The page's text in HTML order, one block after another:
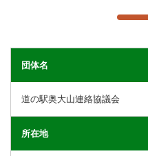
団体名
道の駅奥大山連絡協議会
所在地